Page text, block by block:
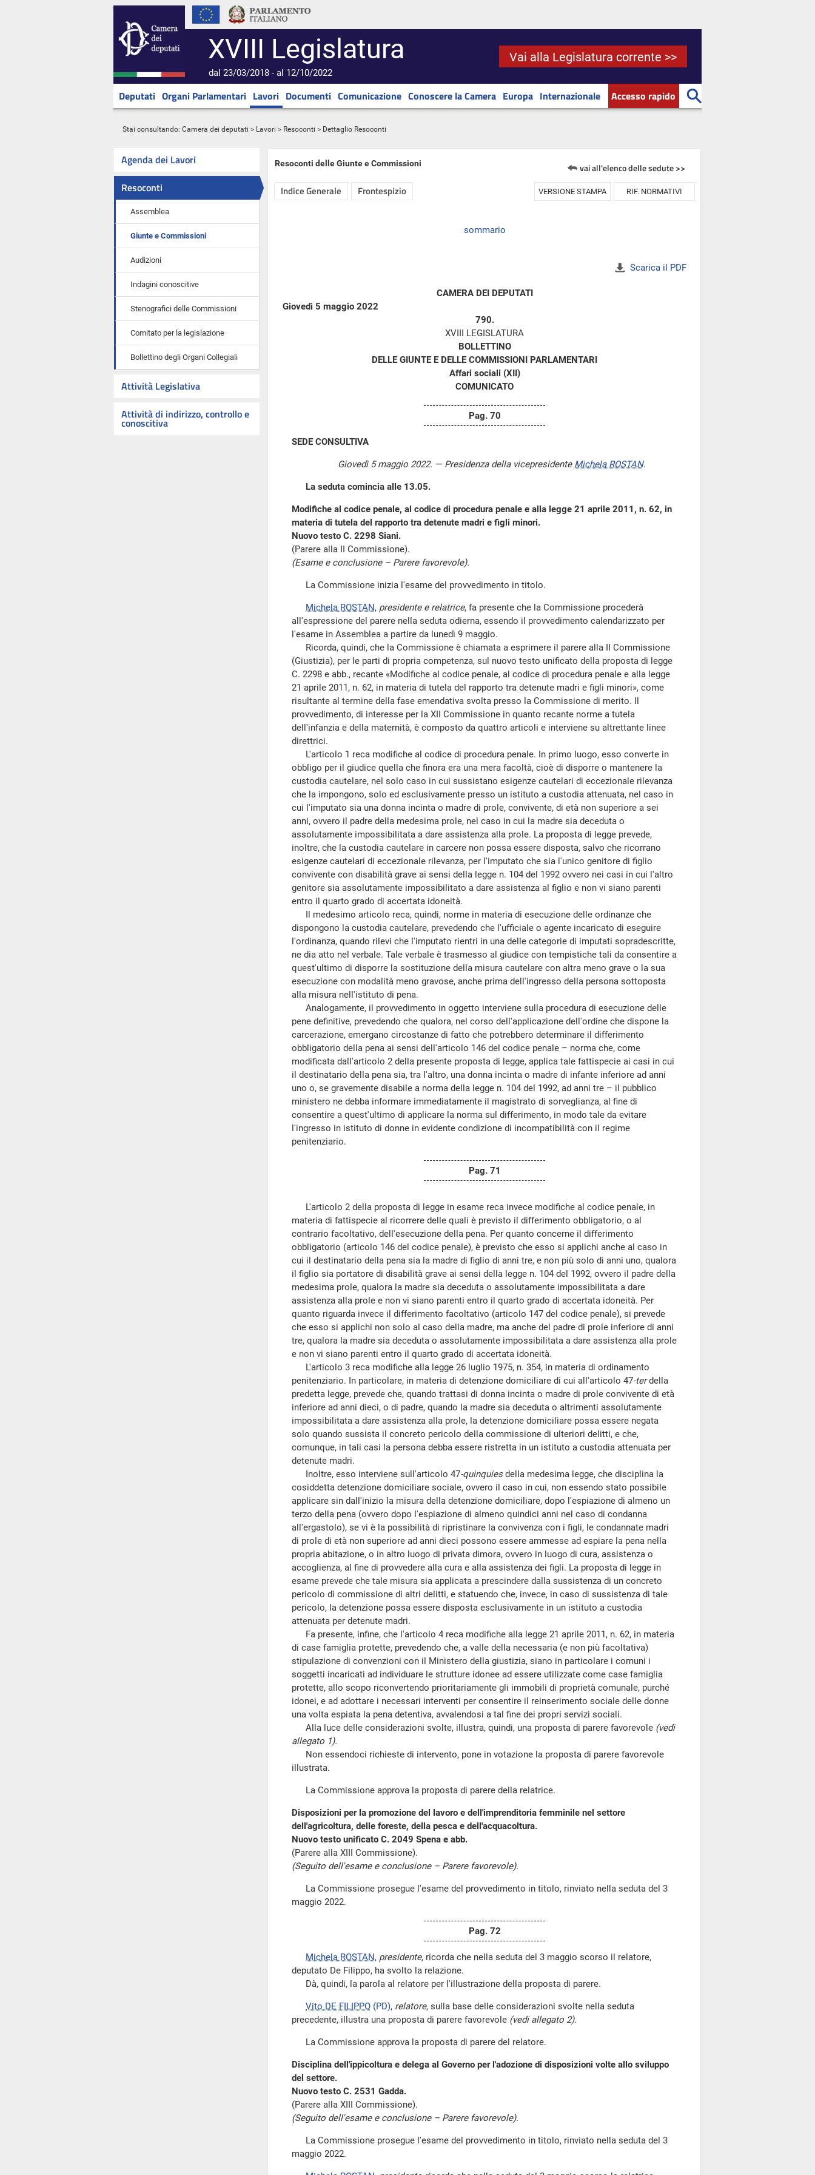
XVIII Legislatura
dal 23/03/2018 - al 12/10/2022
Vai alla Legislatura corrente >>
Deputati Organi Parlamentari Lavori Documenti Comunicazione Conoscere la Camera Europa Internazionale Accesso rapido
Stai consultando: Camera dei deputati > Lavori > Resoconti > Dettaglio Resoconti
Agenda dei Lavori
Resoconti
Assemblea
Giunte e Commissioni
Audizioni
Indagini conoscitive
Stenografici delle Commissioni
Comitato per la legislazione
Bollettino degli Organi Collegiali
Attività Legislativa
Attività di indirizzo, controllo e
conoscitiva
Resoconti delle Giunte e Commissioni vai all'elenco delle sedute >>
Indice Generale Frontespizio VERSIONE STAMPA RIF. NORMATIVI
sommario
Scarica il PDF
CAMERA DEI DEPUTATI
Giovedì 5 maggio 2022
790.
XVIII LEGISLATURA
BOLLETTINO
DELLE GIUNTE E DELLE COMMISSIONI PARLAMENTARI
Affari sociali (XII)
COMUNICATO
Pag. 70
SEDE CONSULTIVA
Giovedì 5 maggio 2022. — Presidenza della vicepresidente Michela ROSTAN.
La seduta comincia alle 13.05.
Modifiche al codice penale, al codice di procedura penale e alla legge 21 aprile 2011, n. 62, in
materia di tutela del rapporto tra detenute madri e figli minori.
Nuovo testo C. 2298 Siani.
(Parere alla II Commissione).
(Esame e conclusione – Parere favorevole).
La Commissione inizia l'esame del provvedimento in titolo.
Michela ROSTAN, presidente e relatrice, fa presente che la Commissione procederà
all'espressione del parere nella seduta odierna, essendo il provvedimento calendarizzato per
l'esame in Assemblea a partire da lunedì 9 maggio.
Ricorda, quindi, che la Commissione è chiamata a esprimere il parere alla II Commissione
(Giustizia), per le parti di propria competenza, sul nuovo testo unificato della proposta di legge
C. 2298 e abb., recante «Modifiche al codice penale, al codice di procedura penale e alla legge
21 aprile 2011, n. 62, in materia di tutela del rapporto tra detenute madri e figli minori», come
risultante al termine della fase emendativa svolta presso la Commissione di merito. Il
provvedimento, di interesse per la XII Commissione in quanto recante norme a tutela
dell'infanzia e della maternità, è composto da quattro articoli e interviene su altrettante linee
direttrici.
L'articolo 1 reca modifiche al codice di procedura penale. In primo luogo, esso converte in
obbligo per il giudice quella che finora era una mera facoltà, cioè di disporre o mantenere la
custodia cautelare, nel solo caso in cui sussistano esigenze cautelari di eccezionale rilevanza
che la impongono, solo ed esclusivamente presso un istituto a custodia attenuata, nel caso in
cui l'imputato sia una donna incinta o madre di prole, convivente, di età non superiore a sei
anni, ovvero il padre della medesima prole, nel caso in cui la madre sia deceduta o
assolutamente impossibilitata a dare assistenza alla prole. La proposta di legge prevede,
inoltre, che la custodia cautelare in carcere non possa essere disposta, salvo che ricorrano
esigenze cautelari di eccezionale rilevanza, per l'imputato che sia l'unico genitore di figlio
convivente con disabilità grave ai sensi della legge n. 104 del 1992 ovvero nei casi in cui l'altro
genitore sia assolutamente impossibilitato a dare assistenza al figlio e non vi siano parenti
entro il quarto grado di accertata idoneità.
Il medesimo articolo reca, quindi, norme in materia di esecuzione delle ordinanze che
dispongono la custodia cautelare, prevedendo che l'ufficiale o agente incaricato di eseguire
l'ordinanza, quando rilevi che l'imputato rientri in una delle categorie di imputati sopradescritte,
ne dia atto nel verbale. Tale verbale è trasmesso al giudice con tempistiche tali da consentire a
quest'ultimo di disporre la sostituzione della misura cautelare con altra meno grave o la sua
esecuzione con modalità meno gravose, anche prima dell'ingresso della persona sottoposta
alla misura nell'istituto di pena.
Analogamente, il provvedimento in oggetto interviene sulla procedura di esecuzione delle
pene definitive, prevedendo che qualora, nel corso dell'applicazione dell'ordine che dispone la
carcerazione, emergano circostanze di fatto che potrebbero determinare il differimento
obbligatorio della pena ai sensi dell'articolo 146 del codice penale – norma che, come
modificata dall'articolo 2 della presente proposta di legge, applica tale fattispecie ai casi in cui
il destinatario della pena sia, tra l'altro, una donna incinta o madre di infante inferiore ad anni
uno o, se gravemente disabile a norma della legge n. 104 del 1992, ad anni tre – il pubblico
ministero ne debba informare immediatamente il magistrato di sorveglianza, al fine di
consentire a quest'ultimo di applicare la norma sul differimento, in modo tale da evitare
l'ingresso in istituto di donne in evidente condizione di incompatibilità con il regime
penitenziario.
Pag. 71
L'articolo 2 della proposta di legge in esame reca invece modifiche al codice penale, in
materia di fattispecie al ricorrere delle quali è previsto il differimento obbligatorio, o al
contrario facoltativo, dell'esecuzione della pena. Per quanto concerne il differimento
obbligatorio (articolo 146 del codice penale), è previsto che esso si applichi anche al caso in
cui il destinatario della pena sia la madre di figlio di anni tre, e non più solo di anni uno, qualora
il figlio sia portatore di disabilità grave ai sensi della legge n. 104 del 1992, ovvero il padre della
medesima prole, qualora la madre sia deceduta o assolutamente impossibilitata a dare
assistenza alla prole e non vi siano parenti entro il quarto grado di accertata idoneità. Per
quanto riguarda invece il differimento facoltativo (articolo 147 del codice penale), si prevede
che esso si applichi non solo al caso della madre, ma anche del padre di prole inferiore di anni
tre, qualora la madre sia deceduta o assolutamente impossibilitata a dare assistenza alla prole
e non vi siano parenti entro il quarto grado di accertata idoneità.
L'articolo 3 reca modifiche alla legge 26 luglio 1975, n. 354, in materia di ordinamento
penitenziario. In particolare, in materia di detenzione domiciliare di cui all'articolo 47-terdella
predetta legge, prevede che, quando trattasi di donna incinta o madre di prole convivente di età
inferiore ad anni dieci, o di padre, quando la madre sia deceduta o altrimenti assolutamente
impossibilitata a dare assistenza alla prole, la detenzione domiciliare possa essere negata
solo quando sussista il concreto pericolo della commissione di ulteriori delitti, e che,
comunque, in tali casi la persona debba essere ristretta in un istituto a custodia attenuata per
detenute madri.
Inoltre, esso interviene sull'articolo 47-quinquiesdella medesima legge, che disciplina la
cosiddetta detenzione domiciliare sociale, ovvero il caso in cui, non essendo stato possibile
applicare sin dall'inizio la misura della detenzione domiciliare, dopo l'espiazione di almeno un
terzo della pena (ovvero dopo l'espiazione di almeno quindici anni nel caso di condanna
all'ergastolo), se vi è la possibilità di ripristinare la convivenza con i figli, le condannate madri
di prole di età non superiore ad anni dieci possono essere ammesse ad espiare la pena nella
propria abitazione, o in altro luogo di privata dimora, ovvero in luogo di cura, assistenza o
accoglienza, al fine di provvedere alla cura e alla assistenza dei figli. La proposta di legge in
esame prevede che tale misura sia applicata a prescindere dalla sussistenza di un concreto
pericolo di commissione di altri delitti, e statuendo che, invece, in caso di sussistenza di tale
pericolo, la detenzione possa essere disposta esclusivamente in un istituto a custodia
attenuata per detenute madri.
Fa presente, infine, che l'articolo 4 reca modifiche alla legge 21 aprile 2011, n. 62, in materia
di case famiglia protette, prevedendo che, a valle della necessaria (e non più facoltativa)
stipulazione di convenzioni con il Ministero della giustizia, siano in particolare i comuni i
soggetti incaricati ad individuare le strutture idonee ad essere utilizzate come case famiglia
protette, allo scopo riconvertendo prioritariamente gli immobili di proprietà comunale, purché
idonei, e ad adottare i necessari interventi per consentire il reinserimento sociale delle donne
una volta espiata la pena detentiva, avvalendosi a tal fine dei propri servizi sociali.
Alla luce delle considerazioni svolte, illustra, quindi, una proposta di parere favorevole (vedi
allegato 1).
Non essendoci richieste di intervento, pone in votazione la proposta di parere favorevole
illustrata.
La Commissione approva la proposta di parere della relatrice.
Disposizioni per la promozione del lavoro e dell'imprenditoria femminile nel settore
dell'agricoltura, delle foreste, della pesca e dell'acquacoltura.
Nuovo testo unificato C. 2049 Spena e abb.
(Parere alla XIII Commissione).
(Seguito dell'esame e conclusione – Parere favorevole).
La Commissione prosegue l'esame del provvedimento in titolo, rinviato nella seduta del 3
maggio 2022.
Pag. 72
Michela ROSTAN, presidente, ricorda che nella seduta del 3 maggio scorso il relatore,
deputato De Filippo, ha svolto la relazione.
Dà, quindi, la parola al relatore per l'illustrazione della proposta di parere.
Vito DE FILIPPO (PD), relatore, sulla base delle considerazioni svolte nella seduta
precedente, illustra una proposta di parere favorevole (vedi allegato 2).
La Commissione approva la proposta di parere del relatore.
Disciplina dell'ippicoltura e delega al Governo per l'adozione di disposizioni volte allo sviluppo
del settore.
Nuovo testo C. 2531 Gadda.
(Parere alla XIII Commissione).
(Seguito dell'esame e conclusione – Parere favorevole).
La Commissione prosegue l'esame del provvedimento in titolo, rinviato nella seduta del 3
maggio 2022.